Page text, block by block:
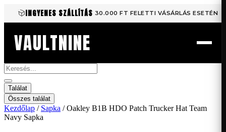
Ugrás
INGYENES SZÁLLÍTÁS 30.000 FT FELETTI VÁSÁRLÁS ESETÉN
VAULTNINE
Search
...
Találat
Összes találat
Kezdőlap / Sapka / Oakley B1B HDO Patch Trucker Hat Team
Navy Sapka